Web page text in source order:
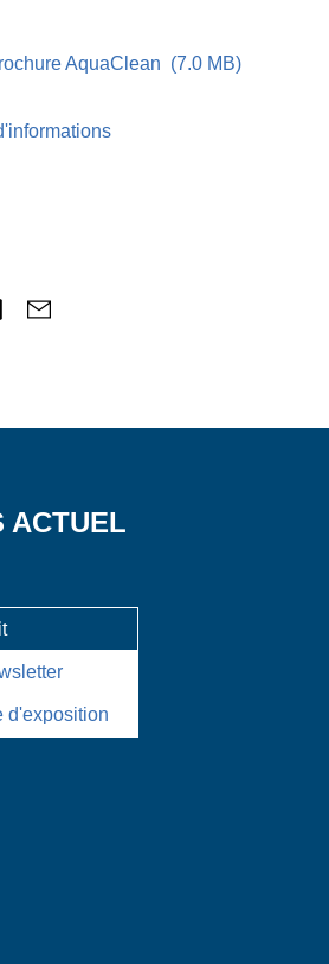
AquaClean (7.0 MB)
ACTUEL
d'exposition